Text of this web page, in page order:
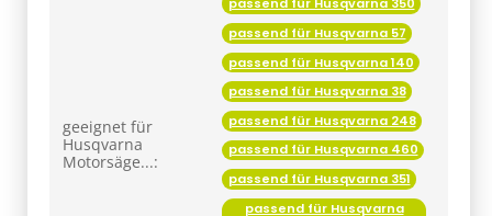
passend für Husqvarna 140
passend für Husqvarna 38
passend für Husqvarna 248
passend für Husqvarna 460
passend für Husqvarna 351
passend für Husqvarna
EL1400
passend für Husqvarna 141